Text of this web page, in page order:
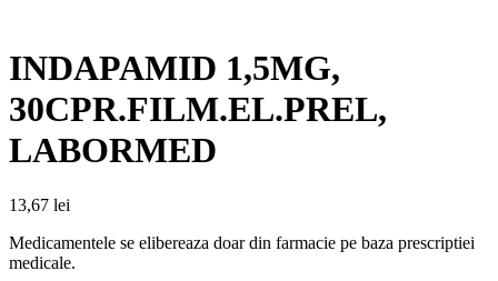
INDAPAMID 1,5MG,
30CPR.FILM.EL.PREL,
LABORMED
13,67 lei
Medicamentele se elibereaza doar din farmacie pe baza prescriptiei
medicale.